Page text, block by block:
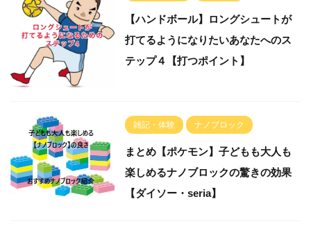
【ハンドボール】ロングシュートが
打てるようになりたいあなたへのス
テップ４【打つポイント】
雑記・体験 ナノブロック
まとめ【ポケモン】子どもも大人も
楽しめるナノブロックの驚きの効果
【ダイソー・seria】